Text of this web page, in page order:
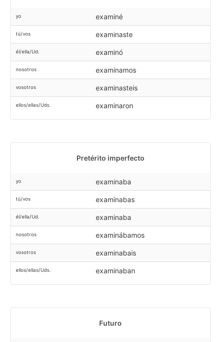
yo examiné
tú/vos examinaste
él/ella/Ud. examinó
nosotros examinamos
vosotros examinasteis
ellos/ellas/Uds. examinaron
Pretérito imperfecto
yo examinaba
tú/vos examinabas
él/ella/Ud. examinaba
nosotros examinábamos
vosotros examinabais
ellos/ellas/Uds. examinaban
Futuro